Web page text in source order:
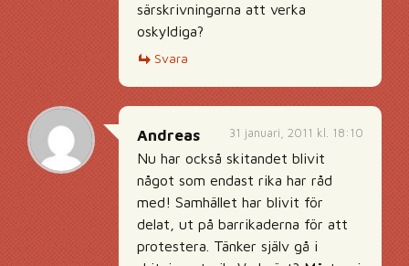
särskrivningarna att verka
oskyldiga?
Svara
31 januari, 2011 kl. 18:10
Andreas
Nu har också skitandet blivit
något som endast rika har råd
med! Samhället har blivit för
delat, ut på barrikaderna för att
protestera. Tänker själv gå i